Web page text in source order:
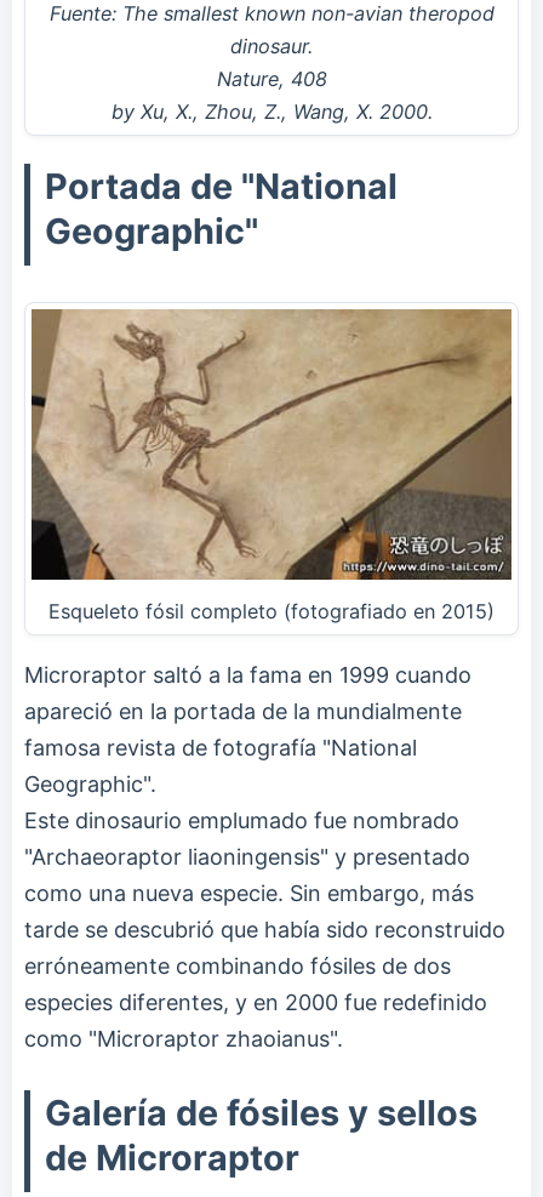
Fuente: The smallest known non-avian theropod
dinosaur.
Nature, 408
by Xu, X., Zhou, Z., Wang, X. 2000.
Portada de "National
Geographic"
Esqueleto fósil completo (fotografiado en 2015)
Microraptor saltó a la fama en 1999 cuando
apareció en la portada de la mundialmente
famosa revista de fotografía "National
Geographic".
Este dinosaurio emplumado fue nombrado
"Archaeoraptor liaoningensis" y presentado
como una nueva especie. Sin embargo, más
tarde se descubrió que había sido reconstruido
erróneamente combinando fósiles de dos
especies diferentes, y en 2000 fue redefinido
como "Microraptor zhaoianus".
Galería de fósiles y sellos
de Microraptor